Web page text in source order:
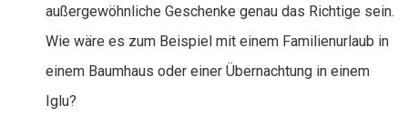
außergewöhnliche Geschenke genau das Richtige sein.
Wie wäre es zum Beispiel mit einem Familienurlaub in
einem Baumhaus oder einer Übernachtung in einem
Iglu?